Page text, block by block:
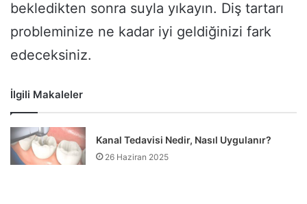
bekledikten sonra suyla yıkayın. Diş tartarı
probleminize ne kadar iyi geldiğinizi fark
edeceksiniz.
İlgili Makaleler
Kanal Tedavisi Nedir, Nasıl Uygulanır?
26 Haziran 2025